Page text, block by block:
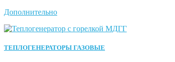
Дополнительно
ТЕПЛОГЕНЕРАТОРЫ ГАЗОВЫЕ